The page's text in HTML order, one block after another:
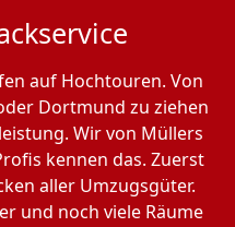
auf Hochtouren. Von
Dortmund zu ziehen
Wir von Müllers
kennen das. Zuerst
aller Umzugsgüter.
und noch viele Räume